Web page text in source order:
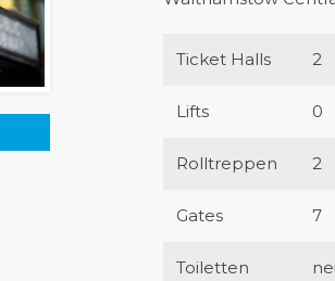
Ticket Halls 2
Lifts 0
Rolltreppen 2
Gates 7
Toiletten